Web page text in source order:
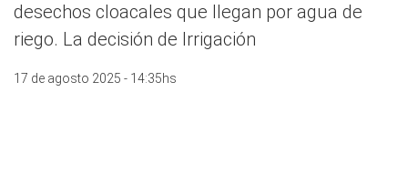
desechos cloacales que llegan por agua de
riego. La decisión de Irrigación
17 de agosto 2025 - 14:35hs